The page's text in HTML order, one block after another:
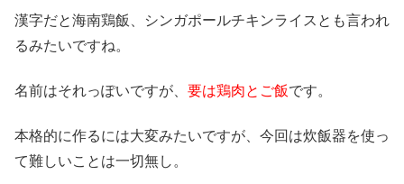
漢字だと海南鶏飯、シンガポールチキンライスとも言われ
るみたいですね。
名前はそれっぽいですが、 要は鶏肉とご飯です。
本格的に作るには大変みたいですが、今回は炊飯器を使っ
て難しいことは一切無し。